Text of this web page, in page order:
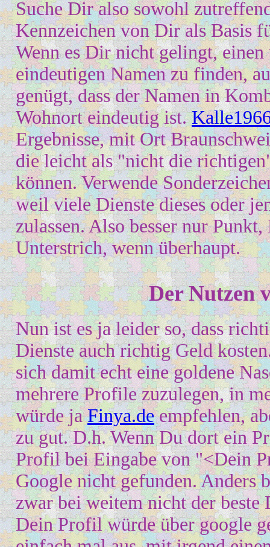
Suche Dir also sowohl
Kennzeichen von Dir als Basis
Wenn es Dir nicht gelingt,
eindeutigen Namen zu finden,
genügt, dass der Namen in
Wohnort eindeutig ist.
Ergebnisse, mit Ort
die leicht als "nicht die
können. Verwende
weil viele Dienste dieses oder
zulassen. Also besser nur
Unterstrich, wenn überhaupt.
Der Nutzen
Nun ist es ja leider so, dass
Dienste auch richtig Geld
sich damit echt eine goldene
mehrere Profile zuzulegen, in
würde jaFinya.deempfehlen,
zu gut.D.h. Wenn Du dort ein
Profil bei Eingabe von"<Dein
Google nicht gefunden. Anders
zwar bei weitem nicht der beste
Dein Profil würde über google